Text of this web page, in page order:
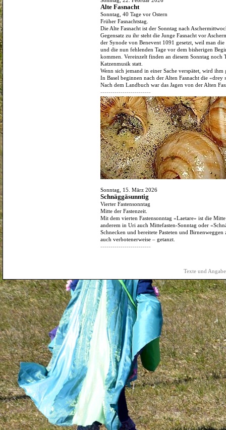
Alte Fasnacht
Sonntag, 40 Tage vor Ostern
Früher Fasnachtstag.
Die Alte Fasnacht ist der Sonntag nach
Gegensatz zu ihr steht die Junge Fasnacht vor
der Synode von Benevent 1091 gesetzt, weil man
und die nun fehlenden Tage vor dem bisherigen
kommen. Vereinzelt finden an diesem Sonntag noch
Katzenmusik statt.
Wenn sich jemand in einer Sache verspätet, wird
In Basel beginnen nach der Alten Fasnacht die «drey
Nach dem Landbuch war das Jagen von der Alten
-------------------------
Sonntag, 15. März 2026
Schnäggäsunntig
Vierter Fastensonntag
Mitte der Fastenzeit.
Mit dem vierten Fastensonntag «Laetare» ist die
anderem in Uri auch Mittefasten-Sonntag oder
Schnecken und bereitete Pasteten und
auch verbotenerweise – getanzt.
-------------------------
Texte und